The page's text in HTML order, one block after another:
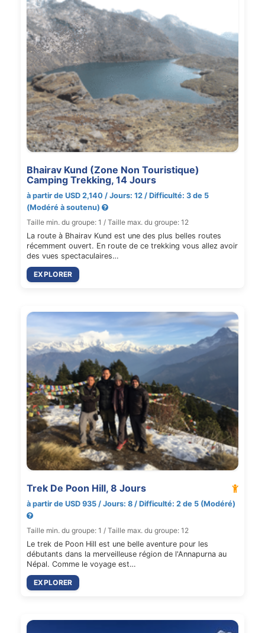
Bhairav Kund (Zone Non Touristique)
Camping Trekking, 14 Jours
à partir de USD 2,140 / Jours: 12 / Difficulté: 3 de 5
(Modéré à soutenu)
Taille min. du groupe: 1 / Taille max. du groupe: 12
La route à Bhairav Kund est une des plus belles routes
récemment ouvert. En route de ce trekking vous allez avoir
des vues spectaculaires…
EXPLORER
Trek De Poon Hill, 8 Jours
à partir de USD 935 / Jours: 8 / Difficulté: 2 de 5 (Modéré)
Taille min. du groupe: 1 / Taille max. du groupe: 12
Le trek de Poon Hill est une belle aventure pour les
débutants dans la merveilleuse région de l'Annapurna au
Népal. Comme le voyage est…
EXPLORER